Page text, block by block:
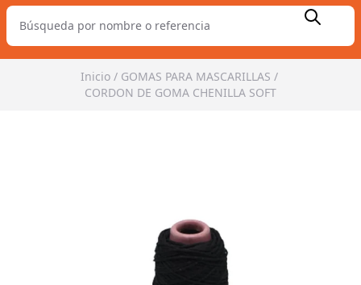
Inicio / GOMAS PARA MASCARILLAS /
CORDON DE GOMA CHENILLA SOFT